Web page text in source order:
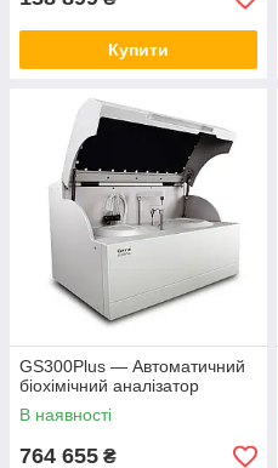
Купити
GS300Plus — Автоматичний
біохімічний аналізатор
В наявності
764 655 ₴